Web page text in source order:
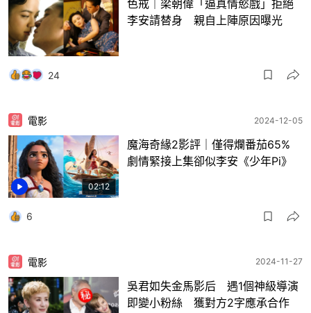
色戒｜梁朝偉「逼真情慾戲」拒絕
李安請替身 親自上陣原因曝光
24
02:12
電影 2024-12-05
魔海奇緣2影評｜僅得爛番茄65%
劇情緊接上集卻似李安《少年Pi》
6
電影 2024-11-27
吳君如失金馬影后 遇1個神級導演
即變小粉絲 獲對方2字應承合作